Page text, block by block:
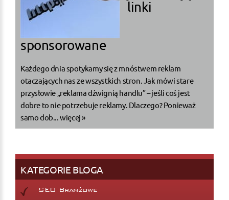
linki
sponsorowane
Każdego dnia spotykamy się z mnóstwem reklam
otaczających nas ze wszystkich stron. Jak mówi stare
przysłowie „reklama dźwignią handlu” – jeśli coś jest
dobre to nie potrzebuje reklamy. Dlaczego? Ponieważ
samo dob...więcej »
KATEGORIE BLOGA
SEO Branżowe